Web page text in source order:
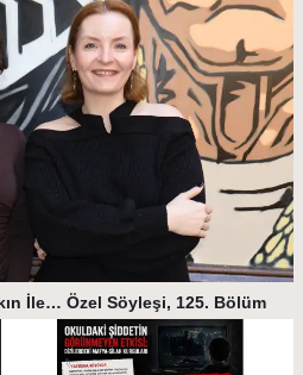
İle… Özel Söyleşi, 125. Bölüm